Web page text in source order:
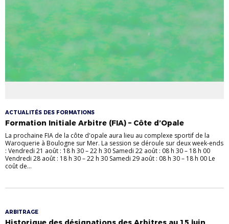
ACTUALITÉS DES FORMATIONS
Formation Initiale Arbitre (FIA) – Côte d’Opale
La prochaine FIA de la côte d'opale aura lieu au complexe sportif de la
Waroquerie à Boulogne sur Mer. La session se déroule sur deux week-ends
: Vendredi 21 août : 18 h 30 – 22 h 30 Samedi 22 août : 08 h 30 – 18 h 00
Vendredi 28 août : 18 h 30 – 22 h 30 Samedi 29 août : 08 h 30 – 18 h 00 Le
coût de...
ARBITRAGE